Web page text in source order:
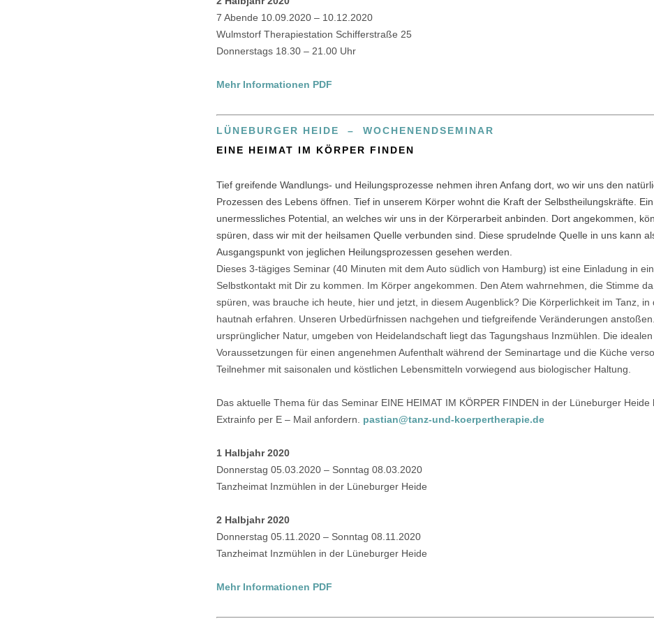
7 Abende 10.09.2020 – 10.12.2020
Wulmstorf Therapiestation Schifferstraße 25
Donnerstags 18.30 – 21.00 Uhr
Mehr Informationen PDF
LÜNEBURGER HEIDE – WOCHENENDSEMINAR
EINE HEIMAT IM KÖRPER FINDEN
Tief greifende Wandlungs- und Heilungsprozesse nehmen ihren Anfang dort, wo wir uns den
Prozessen des Lebens öffnen. Tief in unserem Körper wohnt die Kraft der Selbstheilungskräfte. Ein
unermessliches Potential, an welches wir uns in der Körperarbeit anbinden. Dort angekommen,
spüren, dass wir mit der heilsamen Quelle verbunden sind. Diese sprudelnde Quelle in uns kann
Ausgangspunkt von jeglichen Heilungsprozessen gesehen werden.
Dieses 3-tägiges Seminar (40 Minuten mit dem Auto südlich von Hamburg) ist eine Einladung in
Selbstkontakt mit Dir zu kommen. Im Körper angekommen. Den Atem wahrnehmen, die Stimme da
spüren, was brauche ich heute, hier und jetzt, in diesem Augenblick? Die Körperlichkeit im Tanz, in
hautnah erfahren. Unseren Urbedürfnissen nachgehen und tiefgreifende Veränderungen
ursprünglicher Natur, umgeben von Heidelandschaft liegt das Tagungshaus Inzmühlen. Die idealen
Voraussetzungen für einen angenehmen Aufenthalt während der Seminartage und die Küche
Teilnehmer mit saisonalen und köstlichen Lebensmitteln vorwiegend aus biologischer Haltung.
Das aktuelle Thema für das Seminar EINE HEIMAT IM KÖRPER FINDEN in der Lüneburger Heide
Extrainfo per E – Mail anfordern. pastian@tanz-und-koerpertherapie.de
1 Halbjahr 2020
Donnerstag 05.03.2020 – Sonntag 08.03.2020
Tanzheimat Inzmühlen in der Lüneburger Heide
2 Halbjahr 2020
Donnerstag 05.11.2020 – Sonntag 08.11.2020
Tanzheimat Inzmühlen in der Lüneburger Heide
Mehr Informationen PDF